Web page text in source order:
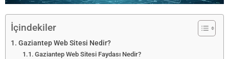
İçindekiler
Gaziantep Web Sitesi Nedir?
Gaziantep Web Sitesi Faydası Nedir?